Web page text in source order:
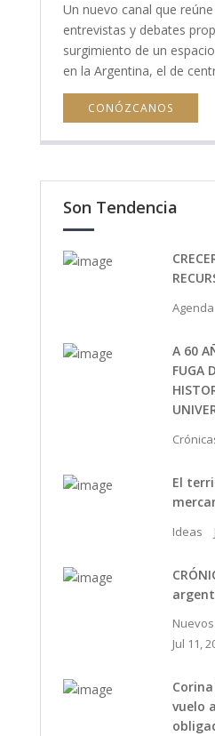
Un nuevo canal que
entrevistas y debates
surgimiento de un
en la Argentina, el de
CONÓZCANOS
Son Tendencia
Agenda
A 60
FUGA
El
Ideas
Jul 11,
vuelo